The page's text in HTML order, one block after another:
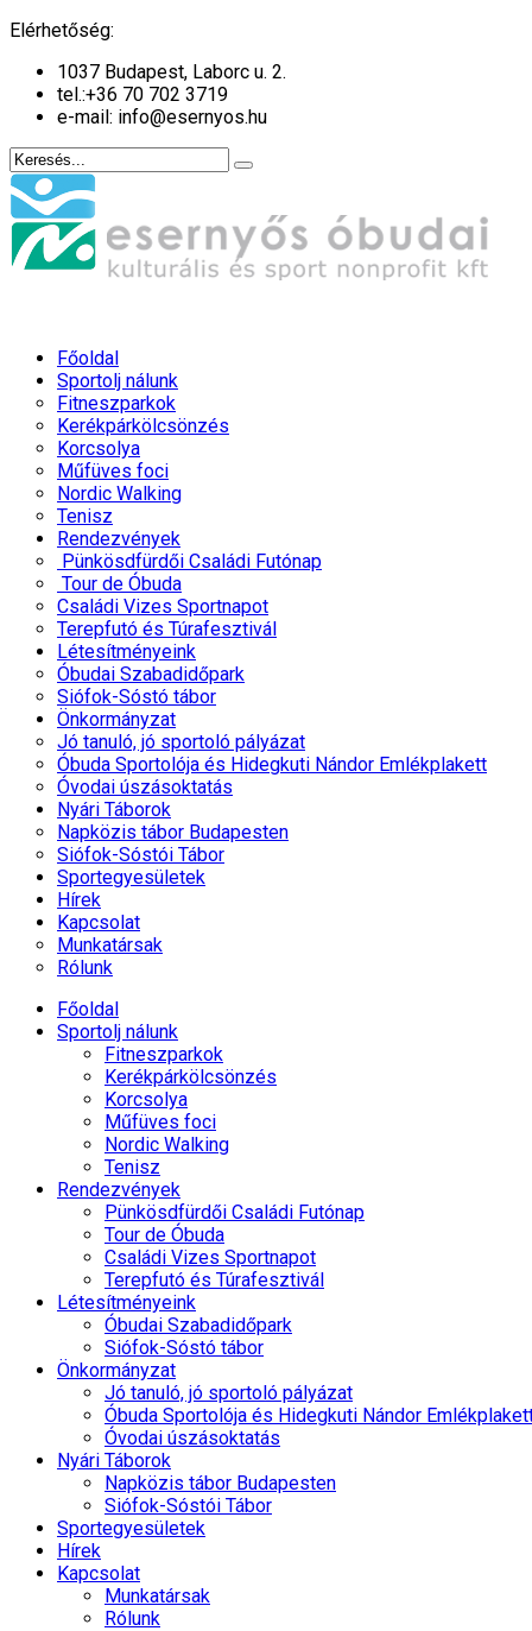
Elérhetőség:
1037 Budapest, Laborc u. 2.
tel.:+36 70 702 3719
e-mail: info@esernyos.hu
Főoldal
Sportolj nálunk
Fitneszparkok
Kerékpárkölcsönzés
Korcsolya
Műfüves foci
Nordic Walking
Tenisz
Rendezvények
Pünkösdfürdői Családi Futónap
Tour de Óbuda
Családi Vizes Sportnapot
Terepfutó és Túrafesztivál
Létesítményeink
Óbudai Szabadidőpark
Siófok-Sóstó tábor
Önkormányzat
Jó tanuló, jó sportoló pályázat
Óbuda Sportolója és Hidegkuti Nándor Emlékplakett
Óvodai úszásoktatás
Nyári Táborok
Napközis tábor Budapesten
Siófok-Sóstói Tábor
Sportegyesületek
Hírek
Kapcsolat
Munkatársak
Rólunk
Főoldal
Sportolj nálunk
Fitneszparkok
Kerékpárkölcsönzés
Korcsolya
Műfüves foci
Nordic Walking
Tenisz
Rendezvények
Pünkösdfürdői Családi Futónap
Tour de Óbuda
Családi Vizes Sportnapot
Terepfutó és Túrafesztivál
Létesítményeink
Óbudai Szabadidőpark
Siófok-Sóstó tábor
Önkormányzat
Jó tanuló, jó sportoló pályázat
Óbuda Sportolója és Hidegkuti Nándor
Óvodai úszásoktatás
Nyári Táborok
Napközis tábor Budapesten
Siófok-Sóstói Tábor
Sportegyesületek
Hírek
Kapcsolat
Munkatársak
Rólunk
év
hónap
év
hónap